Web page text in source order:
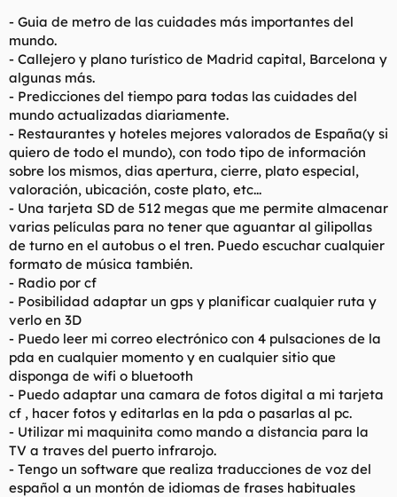
- Guia de metro de las cuidades más importantes del
mundo.
- Callejero y plano turístico de Madrid capital, Barcelona y
algunas más.
- Predicciones del tiempo para todas las cuidades del
mundo actualizadas diariamente.
- Restaurantes y hoteles mejores valorados de España(y si
quiero de todo el mundo), con todo tipo de información
sobre los mismos, dias apertura, cierre, plato especial,
valoración, ubicación, coste plato, etc...
- Una tarjeta SD de 512 megas que me permite almacenar
varias películas para no tener que aguantar al gilipollas
de turno en el autobus o el tren. Puedo escuchar cualquier
formato de música también.
- Radio por cf
- Posibilidad adaptar un gps y planificar cualquier ruta y
verlo en 3D
- Puedo leer mi correo electrónico con 4 pulsaciones de la
pda en cualquier momento y en cualquier sitio que
disponga de wifi o bluetooth
- Puedo adaptar una camara de fotos digital a mi tarjeta
cf , hacer fotos y editarlas en la pda o pasarlas al pc.
- Utilizar mi maquinita como mando a distancia para la
TV a traves del puerto infrarojo.
- Tengo un software que realiza traducciones de voz del
español a un montón de idiomas de frases habituales